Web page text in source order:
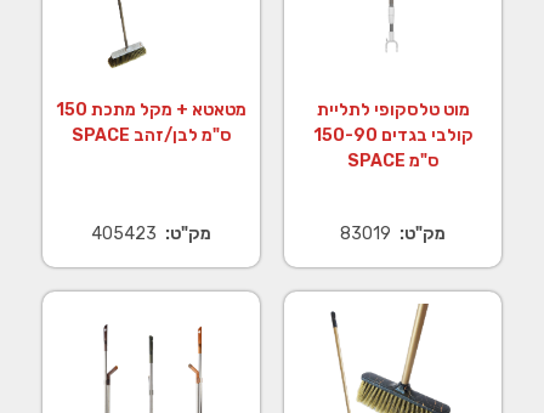
מוט טלסקופי לתליית
קולבי בגדים 150-90
ס"מ SPACE
מק"ט: 83019
מטאטא + מקל מתכת 150
ס"מ לבן/זהב SPACE
מק"ט: 405423